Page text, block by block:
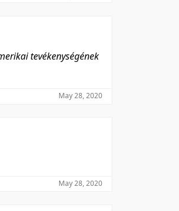
tevékenységének
May 28, 2020
May 28, 2020